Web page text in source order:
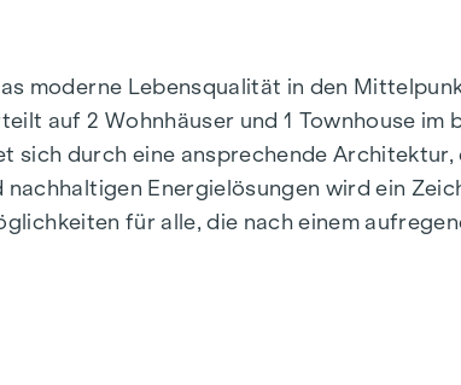
moderne Lebensqualität in den
auf 2 Wohnhäuser und 1 Townhouse
sich durch eine ansprechende
Energielösungen wird ein
für alle, die nach einem